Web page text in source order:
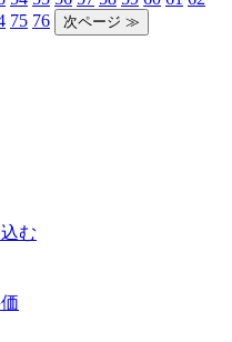
75 76
む